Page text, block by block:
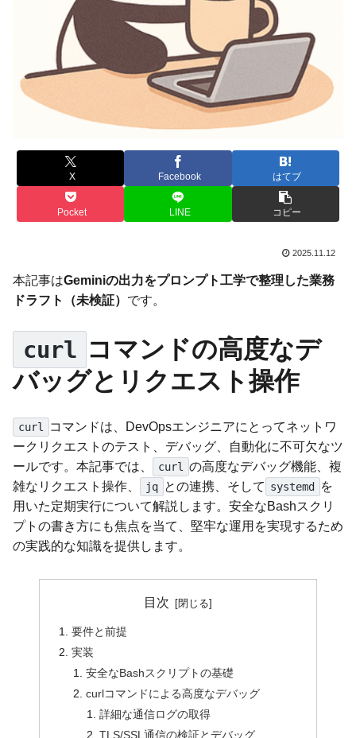
X Facebook はてブ
Pocket LINE コピー
2025.11.12
本記事はGeminiの出力をプロンプト工学で整理した業務
ドラフト（未検証） です。
curl コマンドの高度なデ
バッグとリクエスト操作
curl
コマンドは、DevOpsエンジニアにとってネットワ
ークリクエストのテスト、デバッグ、自動化に不可欠なツ
ールです。本記事では、
curl
の高度なデバッグ機能、複
雑なリクエスト操作、
jq との連携、そして systemd
を
用いた定期実行について解説します。安全なBashスクリ
プトの書き方にも焦点を当て、堅牢な運用を実現するため
の実践的な知識を提供します。
目次
要件と前提
実装
安全なBashスクリプトの基礎
curlコマンドによる高度なデバッグ
詳細な通信ログの取得
TLS/SSL通信の検証とデバッグ